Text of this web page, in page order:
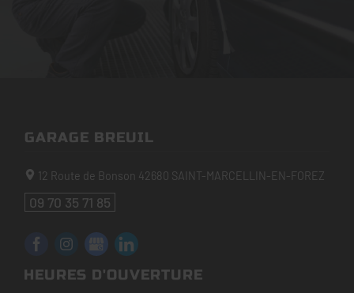
GARAGE BREUIL
12 Route de Bonson 42680 SAINT-MARCELLIN-EN-FOREZ
09 70 35 71 85
HEURES D'OUVERTURE